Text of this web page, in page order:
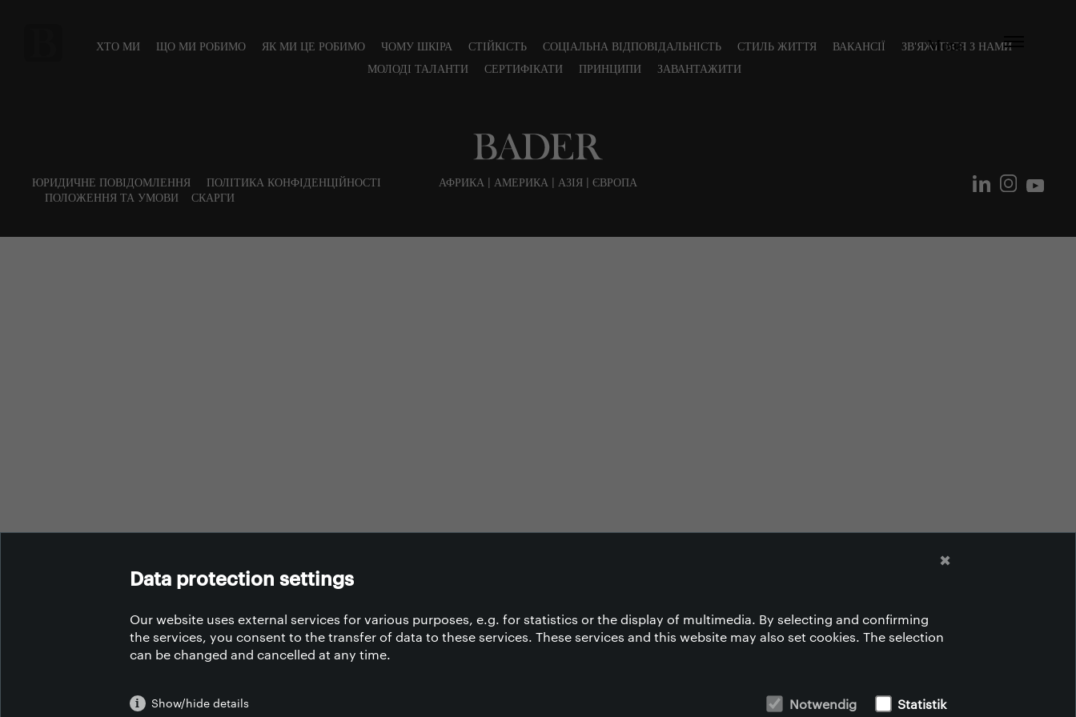
Мова
ХТО МИ ЩО МИ РОБИМО ЯК МИ ЦЕ РОБИМО ЧОМУ ШКІРА СТІЙКІСТЬ СОЦІАЛЬНА ВІДПОВІДАЛЬНІСТЬ СТИЛЬ ЖИТТЯ ВАКАНСІЇ
ЗВ'ЯЖІТЬСЯ З НАМИ
МОЛОДІ ТАЛАНТИ
СЕРТИФІКАТИ ПРИНЦИПИ ЗАВАНТАЖИТИ
ЮРИДИЧНЕ ПОВІДОМЛЕННЯ
ПОЛІТИКА КОНФІДЕНЦІЙНОСТІ
ПОЛОЖЕННЯ ТА УМОВИ
СКАРГИ
АФРИКА | АМЕРИКА | АЗІЯ | ЄВРОПА
Data protection settings
Our website uses external services for various purposes, e.g. for statistics or the display of multimedia. By selecting and confirming
the services, you consent to the transfer of data to these services. These services and this website may also set cookies. The selection
can be changed and cancelled at any time.
Notwendig Statistik
Show/hide details
✖